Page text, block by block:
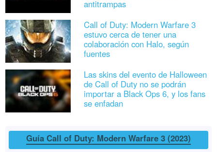
antitrampas
Call of Duty: Modern Warfare 3
estuvo cerca de tener una
colaboración con Halo, según
fuentes
Las skins del evento de Halloween
de Call of Duty no se podrán
importar a Black Ops 6, y los fans
se enfadan
Guía Call of Duty: Modern Warfare 3 (2023)